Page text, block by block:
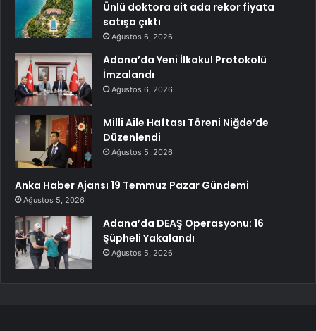
Ünlü doktora ait ada rekor fiyata
satışa çıktı
Ağustos 6, 2026
Adana’da Yeni İlkokul Protokolü
İmzalandı
Ağustos 6, 2026
Milli Aile Haftası Töreni Niğde’de
Düzenlendi
Ağustos 5, 2026
Anka Haber Ajansı 19 Temmuz Pazar Gündemi
Ağustos 5, 2026
Adana’da DEAŞ Operasyonu: 16
Şüpheli Yakalandı
Ağustos 5, 2026